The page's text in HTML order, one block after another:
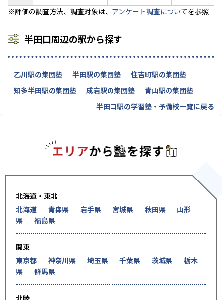
※評価の調査方法、調査対象は、 アンケート調査についてを参照
半田口周辺の駅から探す
乙川駅の集団塾 半田駅の集団塾
住吉町駅の集団塾
知多半田駅の集団塾
成岩駅の集団塾
青山駅の集団塾
半田口駅の学習塾・予備校一覧に戻る
北海道・東北
北海道
青森県 岩手県 宮城県 秋田県
山形
県
福島県
関東
東京都
神奈川県 埼玉県 千葉県 茨城県
栃木
県
群馬県